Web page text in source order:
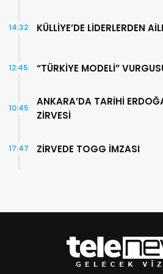
KÜLLİYE’DE LİDERLERDEN
14:32
“TÜRKİYE MODELİ”
12:45
ANKARA’DA TARİHİ
ZİRVESİ
10:45
ZİRVEDE TOGG İMZASI
17:47